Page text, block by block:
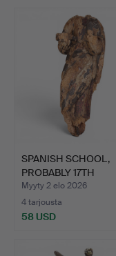
SPANISH SCHOOL,
PROBABLY 17TH
CENTURY. Pyh…
Myyty 2 elo 2026
4 tarjousta
58 USD